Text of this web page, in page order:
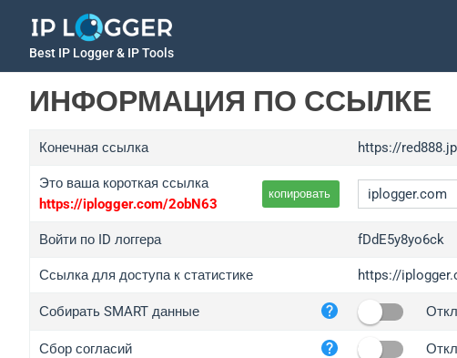
Best IP Logger & IP Tools
ИНФОРМАЦИЯ ПО ССЫЛКЕ
Конечная ссылка https://
Это ваша короткая ссылка
https://iplogger.com/2obN63
копировать
iplogger.org
wl.gl
ed.tc
Войти по ID логгера fDdE5y8yo6ck
Ссылка для доступа к статистике https://
Собирать SMART данные
Сбор согласий